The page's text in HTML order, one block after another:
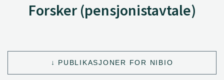
Forsker (pensjonistavtale)
PUBLIKASJONER FOR NIBIO